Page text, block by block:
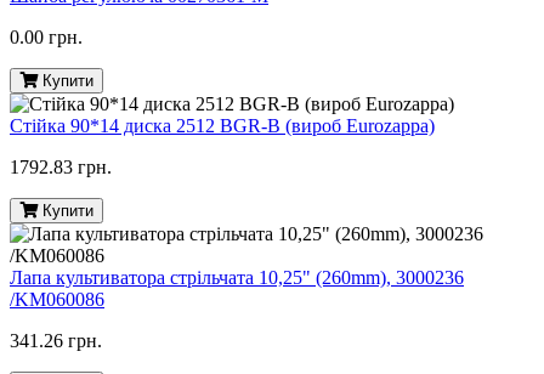
0.00 грн.
Купити
Стійка 90*14 диска 2512 BGR-B (вироб Eurozappa)
1792.83 грн.
Купити
Лапа культиватора стрільчата 10,25" (260mm), 3000236
/KM060086
341.26 грн.